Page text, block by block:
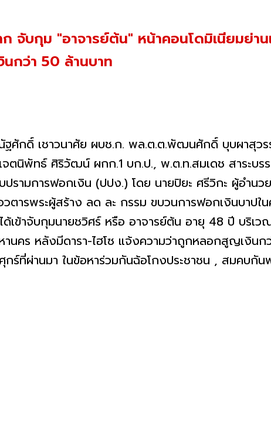
จับกุม "อาจารย์ต้น" หน้าคอนโดมิเนียมย่าน
กว่า 50 ล้านบาท
ฐศักดิ์ เชาวนาศัย ผบช.ก. พล.ต.ต.พัฒนศักดิ์ บุบผาสุ
จตนิพัทธ์ ศิริวัฒน์ ผกก.1 บก.ป., พ.ต.ท.สมเดช สาระบ
ปรามการฟอกเงิน (ปปง.) โดย นายปิยะ ศรีวิกะ ผู้อำ
ตารพระผู้สร้าง ลด ละ กรรม ขบวนการฟอกเงินบาป
เข้าจับกุมนายชวิศร์ หรือ อาจารย์ต้น อายุ 48 ปี บริเ
นคร หลังมีดารา-ไฮโซ แจ้งความว่าถูกหลอกสูญเงินก
กร์ที่ผ่านมา ในข้อหาร่วมกันฉ้อโกงประชาชน , สมคบกั